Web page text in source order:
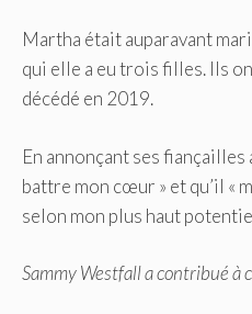
Martha était auparavant
qui elle a eu trois filles. Ils
décédé en 2019.
En annonçant ses
battre mon cœur » et qu’il «
selon mon plus haut
Sammy Westfall a contribué à